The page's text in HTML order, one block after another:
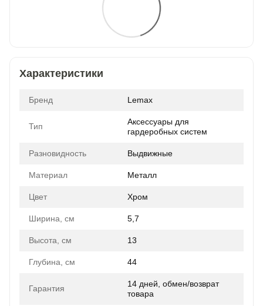
Характеристики
Бренд Lemax
Тип
Аксессуары для
гардеробных систем
Разновидность Выдвижные
Материал Металл
Цвет Хром
Ширина, см 5,7
Высота, см 13
Глубина, см 44
Гарантия
14 дней, обмен/возврат
товара